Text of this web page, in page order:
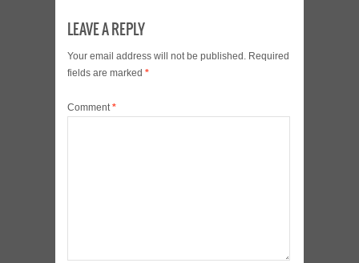
LEAVE A REPLY
Your email address will not be published. Required
fields are marked *
Comment*